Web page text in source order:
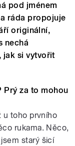
pod jménem
ráda propojuje
originální,
nechá
jak si vytvořit
Prý za to mohou
u toho prvního
rukama. Něco,
starý šicí